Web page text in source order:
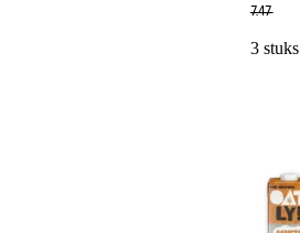
7.47
3 stuks